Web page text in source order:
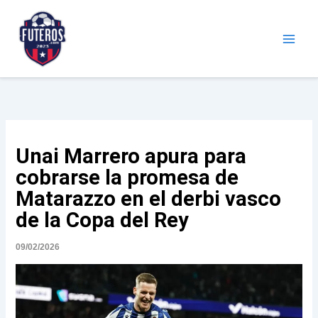
contenido
Unai Marrero apura para
cobrarse la promesa de
Matarazzo en el derbi vasco
de la Copa del Rey
09/02/2026